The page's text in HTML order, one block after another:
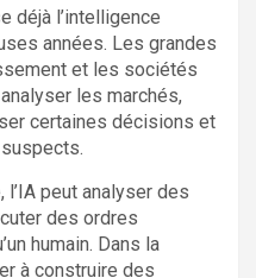
déjà l’intelligence
années. Les grandes
et les sociétés
les marchés,
certaines décisions et
l’IA peut analyser des
des ordres
humain. Dans la
à construire des